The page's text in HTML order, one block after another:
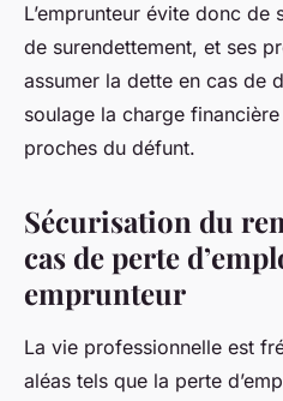
L’emprunteur évite donc
de surendettement, et ses
assumer la dette en cas de
soulage la charge
proches du défunt.
Sécurisation du
cas de perte
emprunteur
La vie professionnelle est
aléas tels que la perte